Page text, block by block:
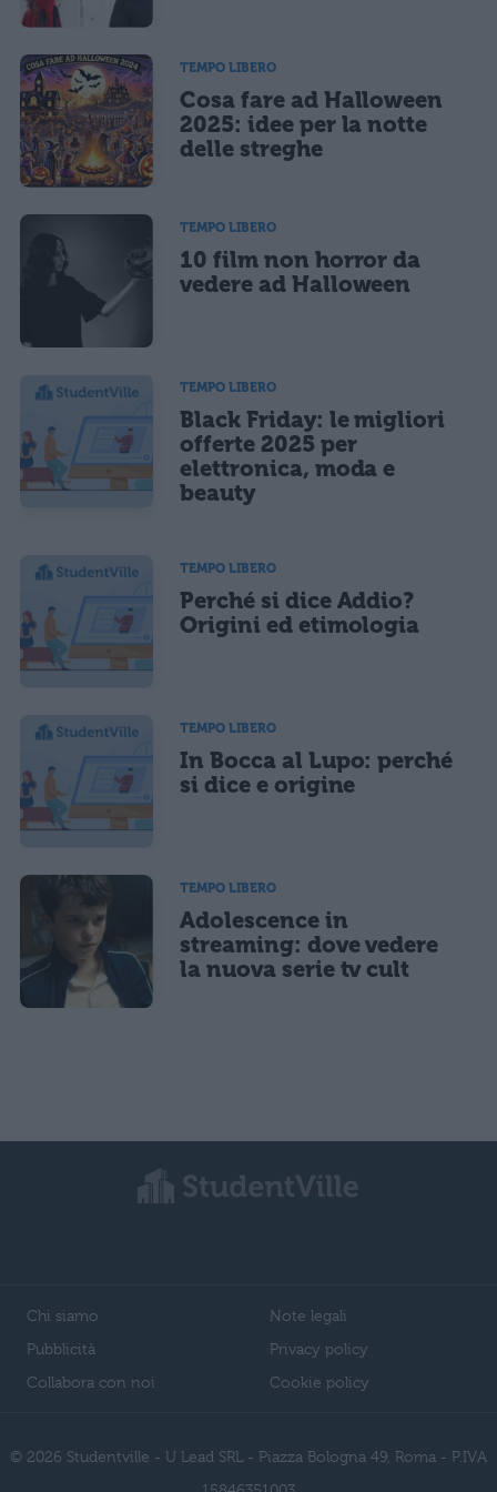
TEMPO LIBERO
Cosa fare ad Halloween
2025: idee per la notte
delle streghe
TEMPO LIBERO
10 film non horror da
vedere ad Halloween
TEMPO LIBERO
Black Friday: le migliori
offerte 2025 per
elettronica, moda e
beauty
TEMPO LIBERO
Perché si dice Addio?
Origini ed etimologia
TEMPO LIBERO
In Bocca al Lupo: perché
si dice e origine
TEMPO LIBERO
Adolescence in
streaming: dove vedere
la nuova serie tv cult
Chi siamo
Pubblicità
Collabora con noi
Note legali
Privacy policy
Cookie policy
© 2026 Studentville - U Lead SRL - Piazza Bologna 49, Roma - P.IVA